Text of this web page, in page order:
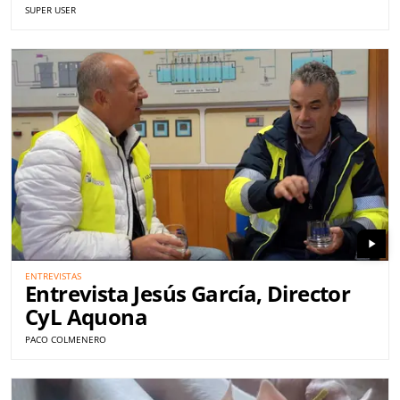
SUPER USER
play_arrow
ENTREVISTAS
Entrevista Jesús García, Director
CyL Aquona
PACO COLMENERO